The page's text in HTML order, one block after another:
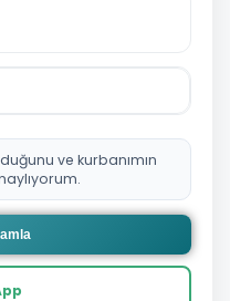
ve kurbanımın